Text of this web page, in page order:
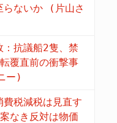
らないか (片山さ
：抗議船2隻、禁
覆直前の衝撃事
ー)
費税減税は見直す
なき反対は物価